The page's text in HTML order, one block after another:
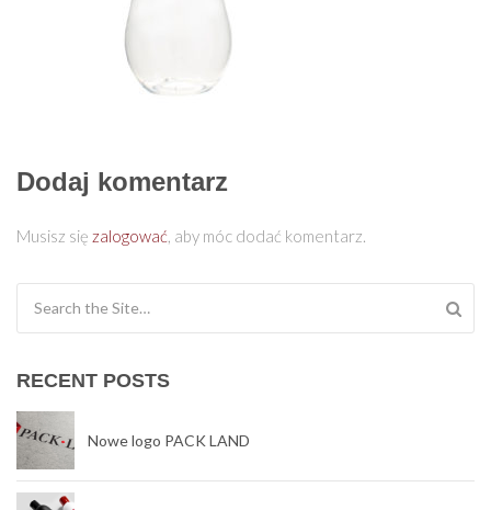
Dodaj komentarz
Musisz się zalogować, aby móc dodać komentarz.
RECENT POSTS
Nowe logo PACK LAND